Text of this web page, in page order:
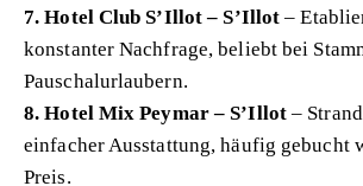
7. Hotel Club S’Illot – S’Illot –
konstanter Nachfrage, beliebt bei
Pauschalurlaubern.
8. Hotel Mix Peymar – S’Illot–
einfacher Ausstattung, häufig gebucht
Preis.